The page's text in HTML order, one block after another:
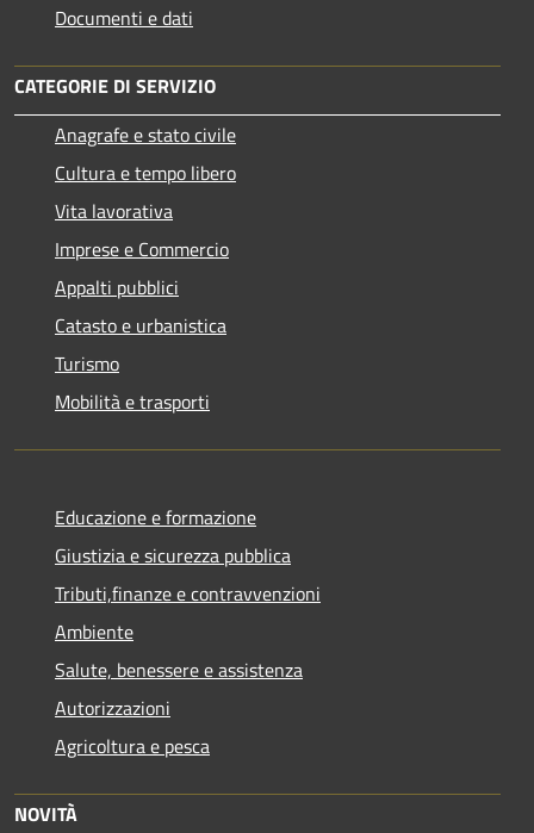
Documenti e dati
CATEGORIE DI SERVIZIO
Anagrafe e stato civile
Cultura e tempo libero
Vita lavorativa
Imprese e Commercio
Appalti pubblici
Catasto e urbanistica
Turismo
Mobilità e trasporti
Educazione e formazione
Giustizia e sicurezza pubblica
Tributi,finanze e contravvenzioni
Ambiente
Salute, benessere e assistenza
Autorizzazioni
Agricoltura e pesca
NOVITÀ